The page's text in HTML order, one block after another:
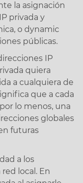
la asignación
privada y
o dynamic
públicas.
IP
quiera
a cualquiera de
que a cada
lo menos, una
globales
futuras
a los
local. En